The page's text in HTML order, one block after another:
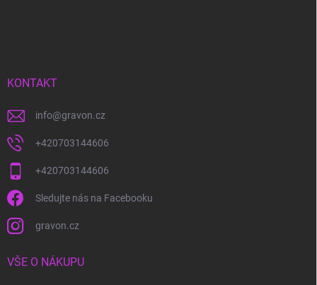
KONTAKT
info@gravon.cz
+420703144606
+420703144606
Sledujte nás na Facebooku
gravon.cz
VŠE O NÁKUPU